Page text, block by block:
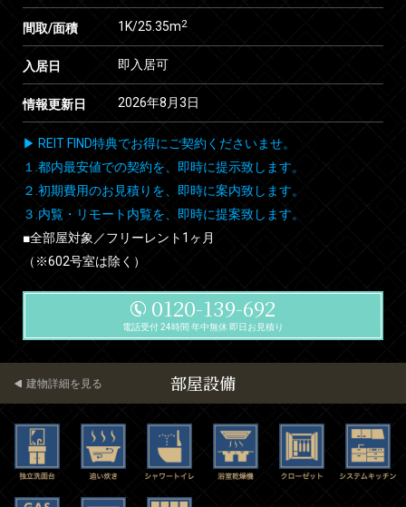
間取/面積 1K/25.35m2
入居日 即入居可
情報更新日 2026年8月3日
▶ REIT FIND特典でお得にご契約くださいませ。
１.都内最安値での契約を、即時に提示致します。
２.初期費用のお見積りを、即時に案内致します。
３.内覧・リモート内覧を、即時に提案致します。
■全部屋対象／フリーレント1ヶ月
（※602号室は除く）
0120-139-692
電話受付 24時間 年中無休 即日お見積り
部屋設備
建物詳細を見る